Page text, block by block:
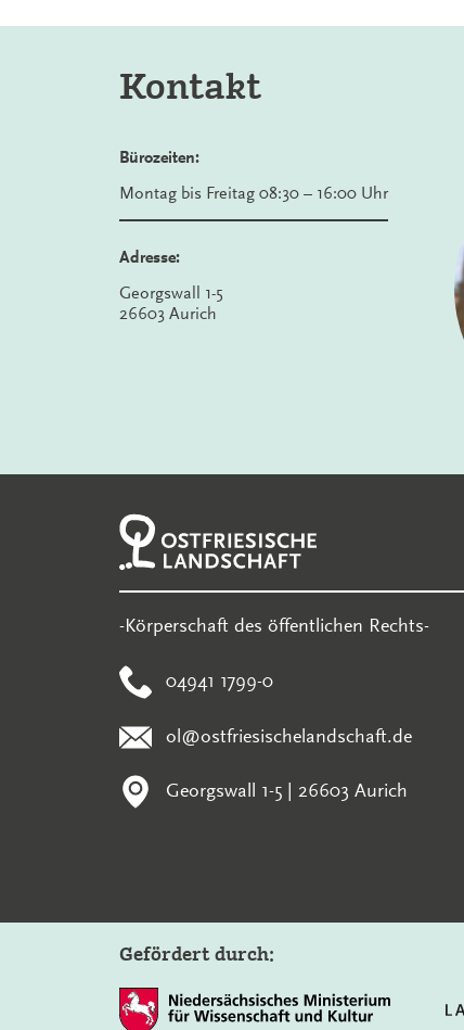
Kontakt
Bürozeiten:
Montag bis Freitag 08:30 – 16:00 Uhr
Adresse:
Georgswall 1-5
26603 Aurich
-Körperschaft des öffentlichen Rechts-
04941 1799-0
ol@ostfriesischelandschaft.de
Georgswall 1-5 | 26603 Aurich
Gefördert durch: